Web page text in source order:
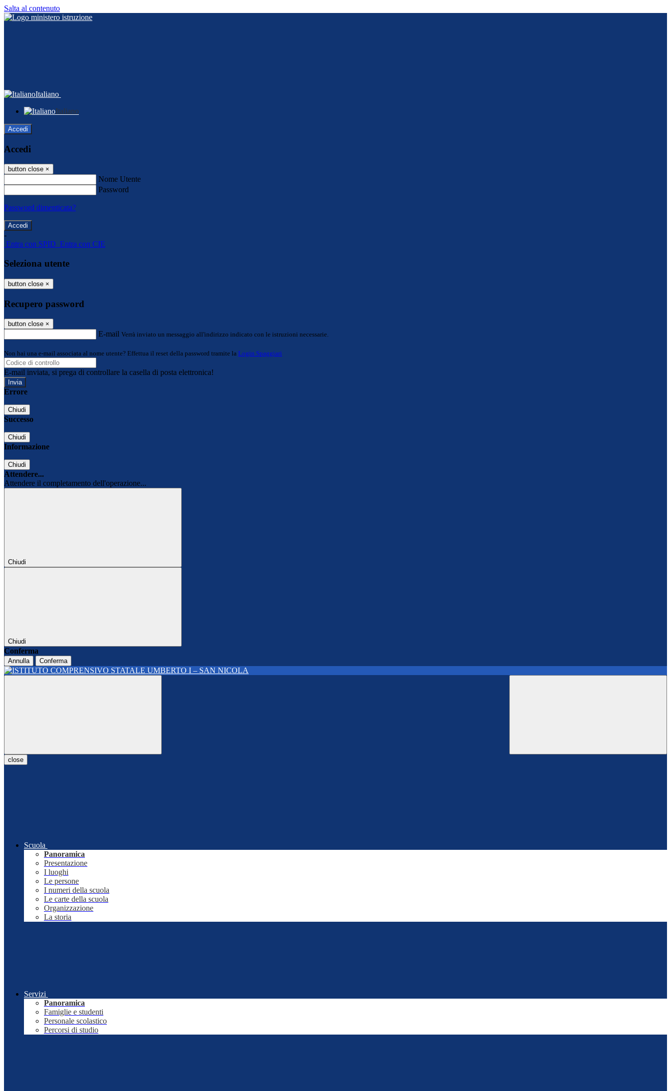
Salta al contenuto
Italiano
Italiano
Accedi
Accedi
button close ×
Nome Utente
Password
Password dimenticata?
-
Entra con SPID Entra con CIE
Seleziona utente
button close ×
Recupero password
button close ×
E-mail Verrà inviato un messaggio all'indirizzo indicato con le istruzioni necessarie.
Non hai una e-mail associata al nome utente? Effettua il reset della password tramite la Login Spaggiari
E-mail inviata, si prega di controllare la casella di posta elettronica!
Errore
Chiudi
Successo
Chiudi
Informazione
Chiudi
Attendere...
Attendere il completamento dell'operazione...
Chiudi
Chiudi
Conferma
Annulla Conferma
close
Scuola
Panoramica
Presentazione
I luoghi
Le persone
I numeri della scuola
Le carte della scuola
Organizzazione
La storia
Servizi
Panoramica
Famiglie e studenti
Personale scolastico
Percorsi di studio